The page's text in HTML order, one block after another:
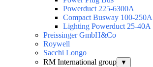
Powerduct 225-6300А
Compact Busway 100-250А
Lighting Powerduct 25-40А
Preissinger GmbH&Co
Roywell
Sacchi Longo
RM International group
▼